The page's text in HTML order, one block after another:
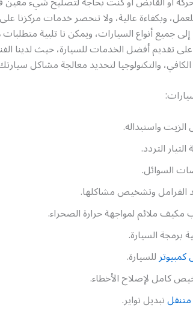
وبكفاءة عالية، ولا تنحصر خدمات
جميع أنواع السيارات، ويمكن نا تلبية
تقديم أفضل الخدمات للسيارة، حيث لدينا
الكافي، والتكنولوجيا لتحديد معالجة مشاكل
واستبداله.
التردد.
السوائل.
الفرامل وتشخيص مشاكلها.
مكيف ملائم لمواجهة حرارة الصحراء.
برمجة السيارة.
للسيارة.
كامل لإصلاح الأخطاء.
تبديل تواير.